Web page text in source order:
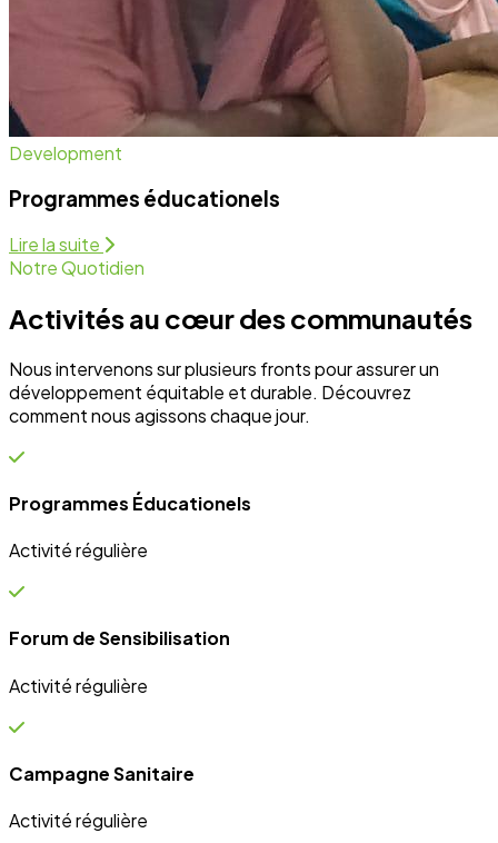
Development
Programmes éducationels
Lire la suite
Notre Quotidien
Activités au cœur des communautés
Nous intervenons sur plusieurs fronts pour assurer un
développement équitable et durable. Découvrez
comment nous agissons chaque jour.
Programmes Éducationels
Activité régulière
Forum de Sensibilisation
Activité régulière
Campagne Sanitaire
Activité régulière